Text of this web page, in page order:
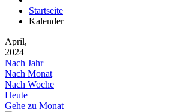
Startseite
Kalender
April,
2024
Nach Jahr
Nach Monat
Nach Woche
Heute
Gehe zu Monat